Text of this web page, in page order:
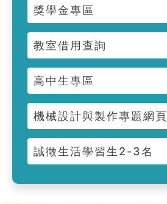
獎學金專區
教室借用查詢
高中生專區
機械設計與製作專題網頁
誠徵生活學習生2-3名